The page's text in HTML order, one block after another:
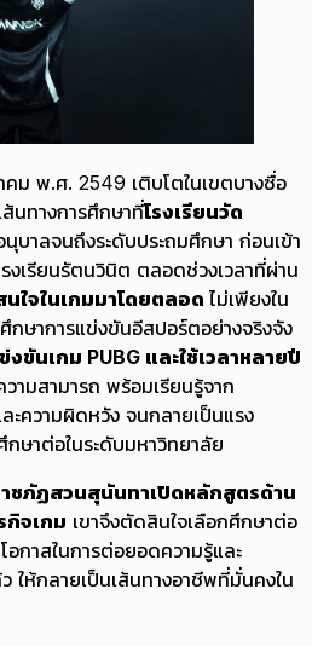
คม พ.ศ. 2549 เติบโตในเขตบางซื่อ
นทางการศึกษาที่โรงเรียนวัด
บาลจนถึงระดับประถมศึกษา ก่อนเข้า
งเรียนรัตนวินิต ตลอดช่วงเวลาที่ผ่าน
ใจในเกมมาโดยตลอด ไม่เพียงใน
กษาการแข่งขันอีสปอร์ตอย่างจริงจัง
งขันเกม PUBG และใช้เวลาหลายปี
ามสามารถ พร้อมเรียนรู้จาก
ะความผิดหวัง จนกลายเป็นแรง
ษาต่อในระดับมหาวิทยาลัย
ชภัฏสวนสุนันทาเปิดหลักสูตรด้าน
กิจเกม เขาจึงตัดสินใจเลือกศึกษาต่อ
อกาสในการต่อยอดความรู้และ
ให้กลายเป็นเส้นทางอาชีพที่มั่นคงใน